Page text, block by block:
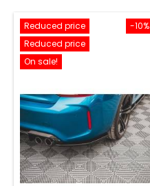
-10%
Reduced price
Reduced price
On sale!